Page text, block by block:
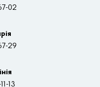
02
29
13